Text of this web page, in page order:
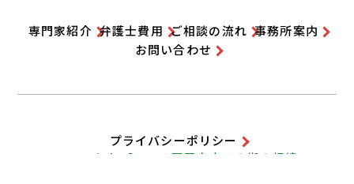
専門家紹介 弁護士費用 ご相談の流れ 事務所案内
お問い合わせ
プライバシーポリシー
Copyright©2024 西田幸広
この街の相続